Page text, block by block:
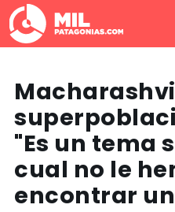
"Es un tema
cual no le
encontrar